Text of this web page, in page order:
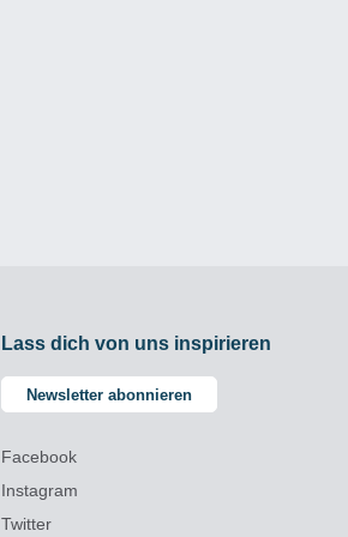
Lass dich von uns inspirieren
Newsletter abonnieren
Facebook
Instagram
Twitter